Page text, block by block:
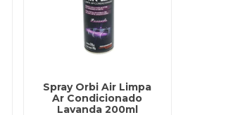
Spray Orbi Air Limpa
Ar Condicionado
Lavanda 200ml